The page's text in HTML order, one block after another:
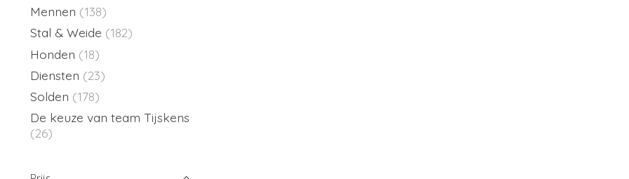
Mennen (138)
Stal & Weide (182)
Honden (18)
Diensten (23)
Solden (178)
De keuze van team Tijskens
(26)